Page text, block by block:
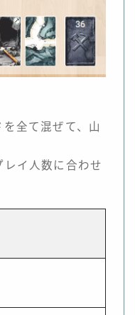
全て混ぜて、山
イ人数に合わせ